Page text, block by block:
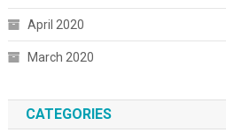
April 2020
March 2020
CATEGORIES